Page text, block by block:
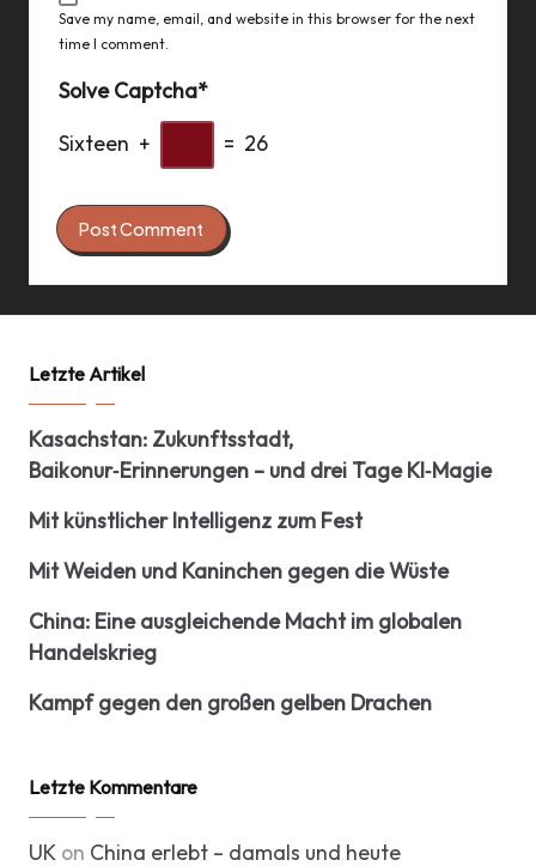
Save my name, email, and website in this browser for the next
time I comment.
Solve Captcha*
Sixteen +
= 26
Letzte Artikel
Kasachstan: Zukunftsstadt,
Baikonur‑Erinnerungen – und drei Tage KI‑Magie
Mit künstlicher Intelligenz zum Fest
Mit Weiden und Kaninchen gegen die Wüste
China: Eine ausgleichende Macht im globalen
Handelskrieg
Kampf gegen den großen gelben Drachen
Letzte Kommentare
UK on China erlebt – damals und heute